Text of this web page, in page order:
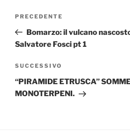
Articolo
precedente:
PRECEDENTE
Bomarzo: il vulcano
Salvatore Fosci pt 1
Articolo
successivo
SUCCESSIVO
“PIRAMIDE ETRUSCA”
MONOTERPENI.